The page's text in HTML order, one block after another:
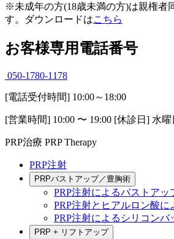
※未成年の方(18歳未満の方)は親権者
す。ダウンロードはこちら
お客様専用電話番号
050-1780-1178
[電話受付時間] 10:00～18:00
[営業時間] 10:00 〜 19:00 [休診日] 水曜
PRP治療 PRP Therapy
PRP注射
PRPバストアップ／豊胸術
PRP注射によるバストアッ
PRP注射とヒアルロン酸
PRP注射によるシリコンバ
PRP + リフトアップ